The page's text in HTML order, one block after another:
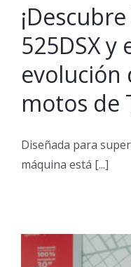
525DSX
evolución
motos de
Diseñada para
máquina está [...]